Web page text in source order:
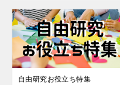
自由研究お役立ち特集